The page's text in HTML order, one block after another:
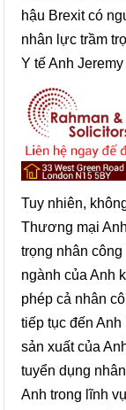
hậu Brexit có
nhân lực trầm
Y tế Anh
Tuy nhiên,
Thương mại
trọng nhân
ngành của Anh
phép cả nhân
tiếp tục đến
sản xuất của
tuyển dụng
Anh trong lĩnh